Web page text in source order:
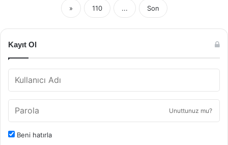
» 110 ... Son
Kayıt Ol
Unuttunuz mu?
Beni hatırla